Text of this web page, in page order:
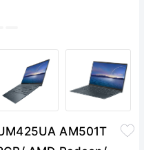
AM501T